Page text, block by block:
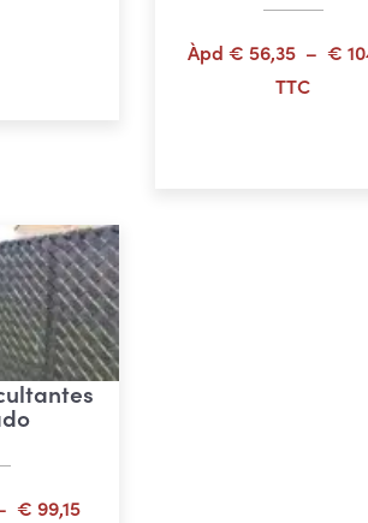
Àpd€ 56,35 – €
TTC
€ 99,15Plage